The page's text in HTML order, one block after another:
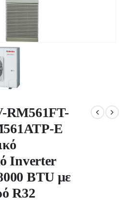
RM561FT-
E
Inverter
BTU με
R32